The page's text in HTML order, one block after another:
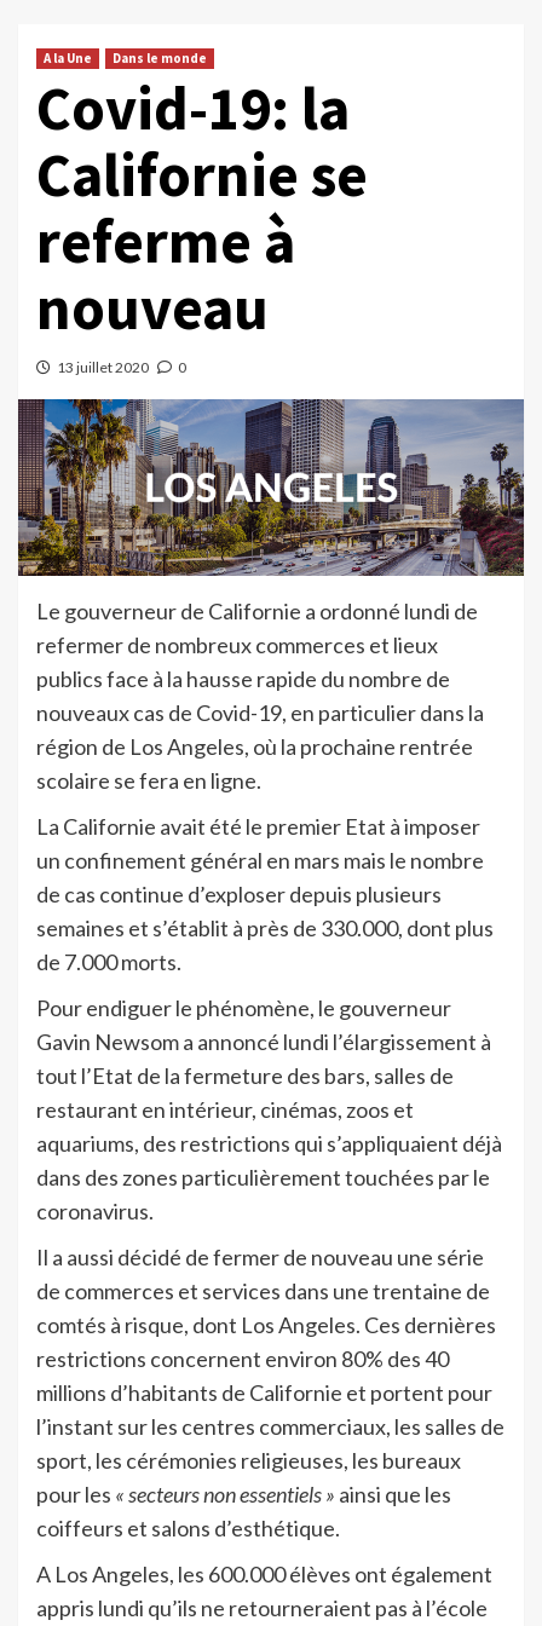
A la Une Dans le monde
Covid-19: la
Californie se
referme à
nouveau
13 juillet 2020 0
Le gouverneur de Californie a ordonné lundi de
refermer de nombreux commerces et lieux
publics face à la hausse rapide du nombre de
nouveaux cas de Covid-19, en particulier dans la
région de Los Angeles, où la prochaine rentrée
scolaire se fera en ligne.
La Californie avait été le premier Etat à imposer
un confinement général en mars mais le nombre
de cas continue d’exploser depuis plusieurs
semaines et s’établit à près de 330.000, dont plus
de 7.000 morts.
Pour endiguer le phénomène, le gouverneur
Gavin Newsom a annoncé lundi l’élargissement à
tout l’Etat de la fermeture des bars, salles de
restaurant en intérieur, cinémas, zoos et
aquariums, des restrictions qui s’appliquaient déjà
dans des zones particulièrement touchées par le
coronavirus.
Il a aussi décidé de fermer de nouveau une série
de commerces et services dans une trentaine de
comtés à risque, dont Los Angeles. Ces dernières
restrictions concernent environ 80% des 40
millions d’habitants de Californie et portent pour
l’instant sur les centres commerciaux, les salles de
sport, les cérémonies religieuses, les bureaux
pour les « secteurs non essentiels » ainsi que les
coiffeurs et salons d’esthétique.
A Los Angeles, les 600.000 élèves ont également
appris lundi qu’ils ne retourneraient pas à l’école